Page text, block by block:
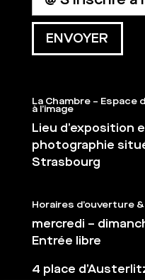
La Chambre –
à l’image
Lieu d’exposition
photographie
Strasbourg
Horaires d’ouverture
mercredi –
Entrée libre
4 place